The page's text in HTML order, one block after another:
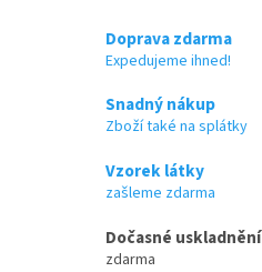
Doprava zdarma
Expedujeme ihned!
Snadný nákup
Zboží také na splátky
Vzorek látky
zašleme zdarma
Dočasné uskladnění
zdarma